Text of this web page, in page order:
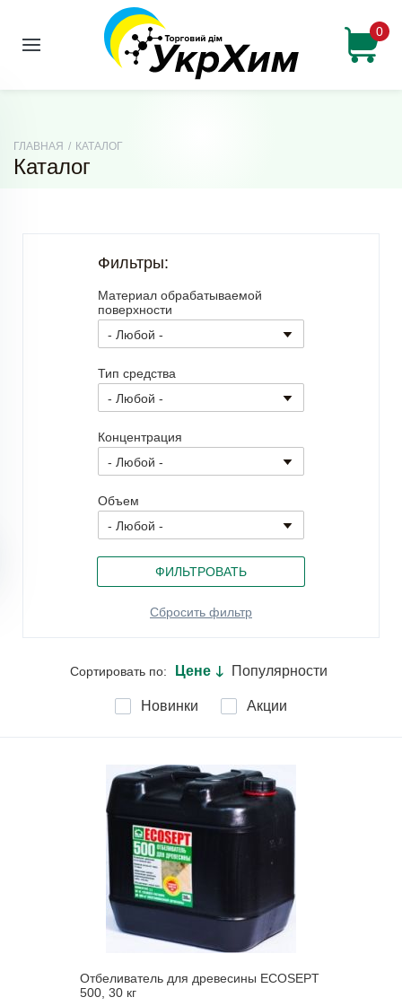
0
ГЛАВНАЯ / КАТАЛОГ
Каталог
Фильтры:
Материал обрабатываемой
поверхности
Тип средства
Концентрация
Объем
Сортировать по: Цене 🡓 Популярности
Новинки Акции
Отбеливатель для древесины ECOSEPT
500, 30 кг